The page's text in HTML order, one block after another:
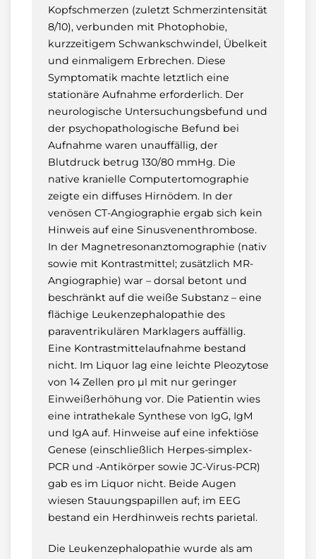
Kopfschmerzen (zuletzt Schmerzintensität
8/10), verbunden mit Photophobie,
kurzzeitigem Schwankschwindel, Übelkeit
und einmaligem Erbrechen. Diese
Symptomatik machte letztlich eine
stationäre Aufnahme erforderlich. Der
neurologische Untersuchungsbefund und
der psychopathologische Befund bei
Aufnahme waren unauffällig, der
Blutdruck betrug 130/80 mmHg. Die
native kranielle Computertomographie
zeigte ein diffuses Hirnödem. In der
venösen CT-Angiographie ergab sich kein
Hinweis auf eine Sinusvenenthrombose.
In der Magnetresonanztomographie (nativ
sowie mit Kontrastmittel; zusätzlich MR-
Angiographie) war – dorsal betont und
beschränkt auf die weiße Substanz – eine
flächige Leukenzephalopathie des
paraventrikulären Marklagers auffällig.
Eine Kontrastmittelaufnahme bestand
nicht. Im Liquor lag eine leichte Pleozytose
von 14 Zellen pro µl mit nur geringer
Einweißerhöhung vor. Die Patientin wies
eine intrathekale Synthese von IgG, IgM
und IgA auf. Hinweise auf eine infektiöse
Genese (einschließlich Herpes-simplex-
PCR und -Antikörper sowie JC-Virus-PCR)
gab es im Liquor nicht. Beide Augen
wiesen Stauungspapillen auf; im EEG
bestand ein Herdhinweis rechts parietal.
Die Leukenzephalopathie wurde als am